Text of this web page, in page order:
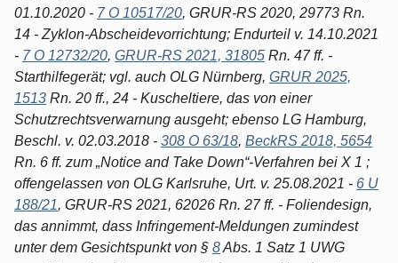
01.10.2020 - 7 O 10517/20, GRUR-RS 2020, 29773 Rn.
14 - Zyklon-Abscheidevorrichtung; Endurteil v. 14.10.2021
- 7 O 12732/20, GRUR-RS 2021, 31805 Rn. 47 ff. -
Starthilfegerät; vgl. auch OLG Nürnberg, GRUR 2025,
1513 Rn. 20 ff., 24 - Kuscheltiere, das von einer
Schutzrechtsverwarnung ausgeht; ebenso LG Hamburg,
Beschl. v. 02.03.2018 - 308 O 63/18, BeckRS 2018, 5654
Rn. 6 ff. zum „Notice and Take Down“-Verfahren bei X 1 ;
offengelassen von OLG Karlsruhe, Urt. v. 25.08.2021 - 6 U
188/21, GRUR-RS 2021, 62026 Rn. 27 ff. - Foliendesign,
das annimmt, dass Infringement-Meldungen zumindest
unter dem Gesichtspunkt von § 8Abs. 1 Satz 1 UWG